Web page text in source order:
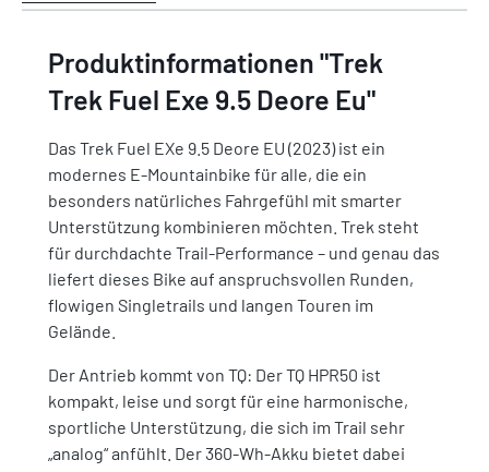
Produktinformationen "Trek
Trek Fuel Exe 9.5 Deore Eu"
Das Trek Fuel EXe 9.5 Deore EU (2023) ist ein
modernes E-Mountainbike für alle, die ein
besonders natürliches Fahrgefühl mit smarter
Unterstützung kombinieren möchten. Trek steht
für durchdachte Trail-Performance – und genau das
liefert dieses Bike auf anspruchsvollen Runden,
flowigen Singletrails und langen Touren im
Gelände.
Der Antrieb kommt von TQ: Der TQ HPR50 ist
kompakt, leise und sorgt für eine harmonische,
sportliche Unterstützung, die sich im Trail sehr
„analog“ anfühlt. Der 360-Wh-Akku bietet dabei